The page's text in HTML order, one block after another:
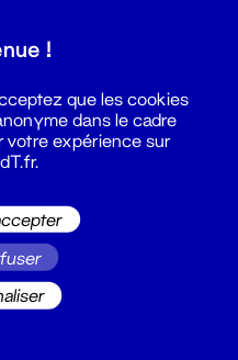
!
que les cookies
dans le cadre
votre expérience sur